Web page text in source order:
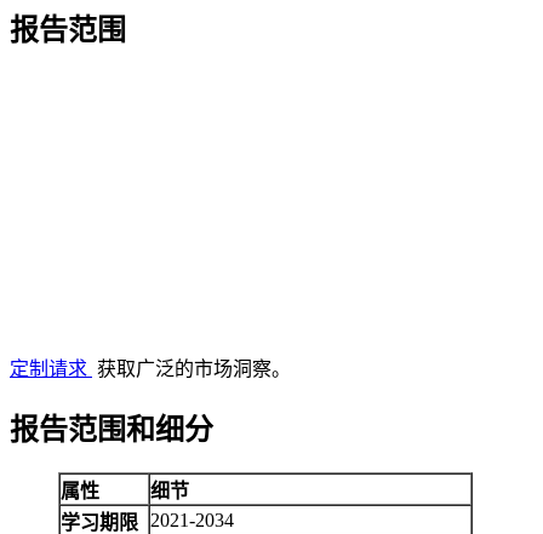
报告范围
定制请求 获取广泛的市场洞察。
报告范围和细分
属性
细节
学习期限
2021-2034